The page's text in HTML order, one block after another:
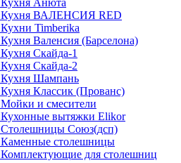
Кухня ВАЛЕНСИЯ RED
Кухни Timberika
Кухня Валенсия (Барселона)
Кухня Скайда-1
Кухня Скайда-2
Кухня Шампань
Кухня Классик (Прованс)
Мойки и смесители
Кухонные вытяжки Elikor
Столешницы Союз(дсп)
Каменные столешницы
Комплектующие для столешниц